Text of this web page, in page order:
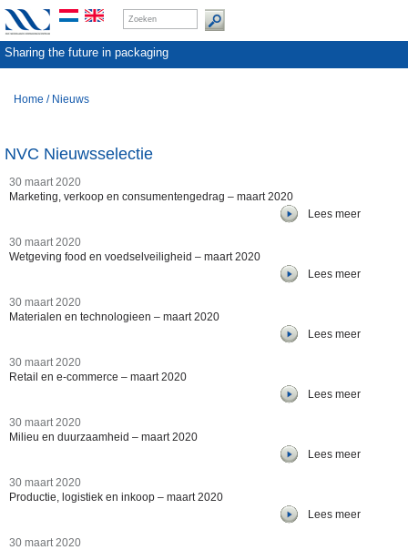
Sharing the future in packaging
Home / Nieuws
NVC Nieuwsselectie
30 maart 2020
Marketing, verkoop en consumentengedrag – maart 2020
Lees meer
30 maart 2020
Wetgeving food en voedselveiligheid – maart 2020
Lees meer
30 maart 2020
Materialen en technologieen – maart 2020
Lees meer
30 maart 2020
Retail en e-commerce – maart 2020
Lees meer
30 maart 2020
Milieu en duurzaamheid – maart 2020
Lees meer
30 maart 2020
Productie, logistiek en inkoop – maart 2020
Lees meer
30 maart 2020